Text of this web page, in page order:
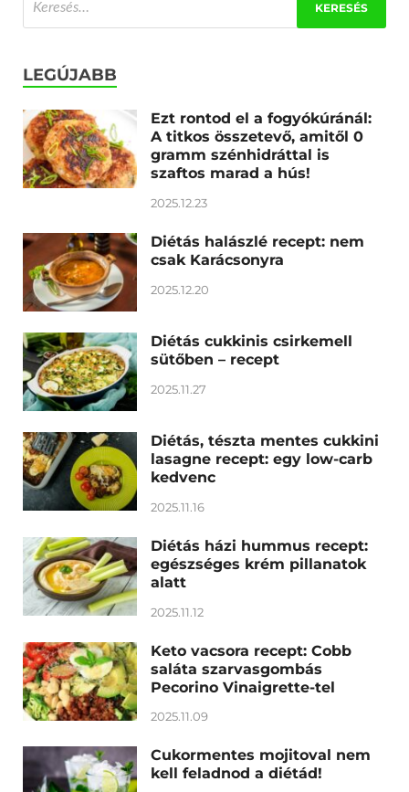
LEGÚJABB
Ezt rontod el a fogyókúránál:
A titkos összetevő, amitől 0
gramm szénhidráttal is
szaftos marad a hús!
2025.12.23
Diétás halászlé recept: nem
csak Karácsonyra
2025.12.20
Diétás cukkinis csirkemell
sütőben – recept
2025.11.27
Diétás, tészta mentes cukkini
lasagne recept: egy low-carb
kedvenc
2025.11.16
Diétás házi hummus recept:
egészséges krém pillanatok
alatt
2025.11.12
Keto vacsora recept: Cobb
saláta szarvasgombás
Pecorino Vinaigrette-tel
2025.11.09
Cukormentes mojitoval nem
kell feladnod a diétád!